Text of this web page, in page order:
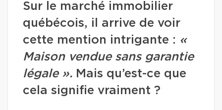
Sur le marché immobilier
québécois, il arrive de voir
cette mention intrigante : «
Maison vendue sans garantie
légale ». Mais qu’est-ce que
cela signifie vraiment ?